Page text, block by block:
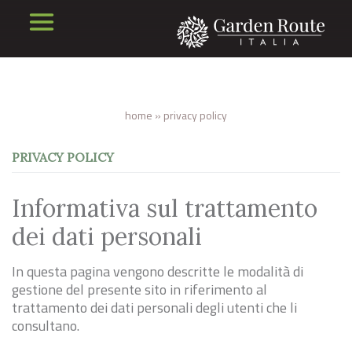
home » privacy policy
PRIVACY POLICY
Informativa sul trattamento
dei dati personali
In questa pagina vengono descritte le modalità di
gestione del presente sito in riferimento al
trattamento dei dati personali degli utenti che li
consultano.